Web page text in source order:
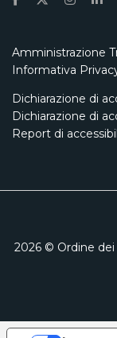
Amministrazione
Informativa
Dichiarazione di
Dichiarazione di
Report di
2026© Ordine dei